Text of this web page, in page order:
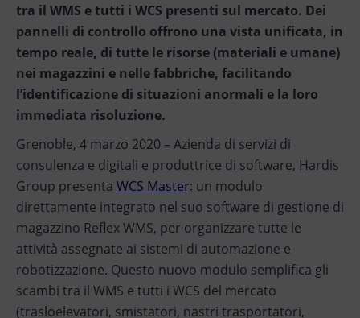
tra il WMS e tutti i WCS presenti sul mercato. Dei
pannelli di controllo offrono una vista unificata, in
tempo reale, di tutte le risorse (materiali e umane)
nei magazzini e nelle fabbriche, facilitando
l’identificazione di situazioni anormali e la loro
immediata risoluzione.
Grenoble, 4 marzo 2020 – Azienda di servizi di
consulenza e digitali e produttrice di software, Hardis
Group presenta WCS Master: un modulo
direttamente integrato nel suo software di gestione di
magazzino Reflex WMS, per organizzare tutte le
attività assegnate ai sistemi di automazione e
robotizzazione. Questo nuovo modulo semplifica gli
scambi tra il WMS e tutti i WCS del mercato
(trasloelevatori, smistatori, nastri trasportatori,